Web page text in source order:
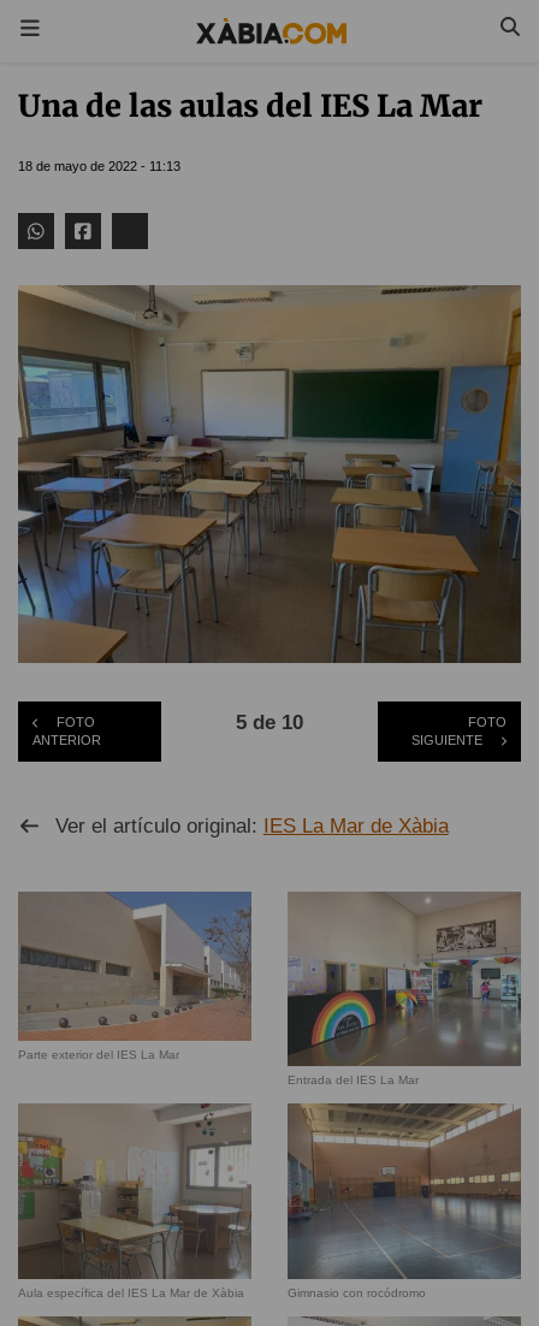
Una de las aulas del IES La Mar
18 de mayo de 2022 - 11:13
FOTO
ANTERIOR
5 de 10
FOTO
SIGUIENTE
Ver el artículo original: IES La Mar de Xàbia
Parte exterior del IES La Mar
Entrada del IES La Mar
Aula específica del IES La Mar de Xàbia Gimnasio con rocódromo